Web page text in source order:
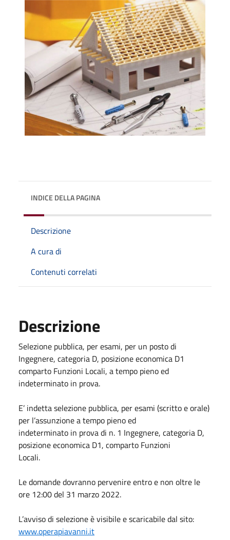
INDICE DELLA PAGINA
Descrizione
A cura di
Contenuti correlati
Descrizione
Selezione pubblica, per esami, per un posto di
Ingegnere, categoria D, posizione economica D1
comparto Funzioni Locali, a tempo pieno ed
indeterminato in prova.
E’ indetta selezione pubblica, per esami (scritto e orale)
per l’assunzione a tempo pieno ed
indeterminato in prova di n. 1 Ingegnere, categoria D,
posizione economica D1, comparto Funzioni
Locali.
Le domande dovranno pervenire entro e non oltre le
ore 12:00 del 31 marzo 2022.
L’avviso di selezione è visibile e scaricabile dal sito:
www.operapiavanni.it